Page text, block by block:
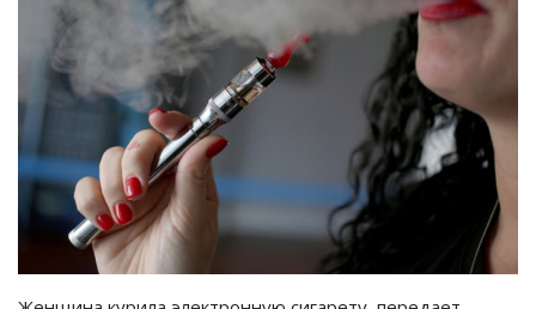
МИР
СПЕЦПРОЕКТЫ
СПОРТ
Чек-лист
РАЗВЛЕЧЕНИЯ